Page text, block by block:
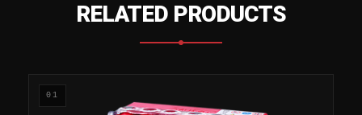
RELATED PRODUCTS
01